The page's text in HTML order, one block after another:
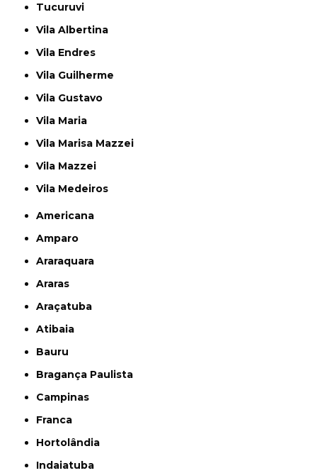
Tucuruvi
Vila Albertina
Vila Endres
Vila Guilherme
Vila Gustavo
Vila Maria
Vila Marisa Mazzei
Vila Mazzei
Vila Medeiros
Americana
Amparo
Araraquara
Araras
Araçatuba
Atibaia
Bauru
Bragança Paulista
Campinas
Franca
Hortolândia
Indaiatuba